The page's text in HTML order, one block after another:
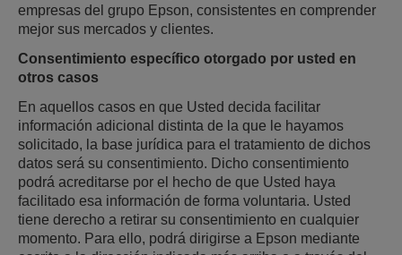
empresas del grupo Epson, consistentes en comprender
mejor sus mercados y clientes.
Consentimiento específico otorgado por usted en
otros casos
En aquellos casos en que Usted decida facilitar
información adicional distinta de la que le hayamos
solicitado, la base jurídica para el tratamiento de dichos
datos será su consentimiento. Dicho consentimiento
podrá acreditarse por el hecho de que Usted haya
facilitado esa información de forma voluntaria. Usted
tiene derecho a retirar su consentimiento en cualquier
momento. Para ello, podrá dirigirse a Epson mediante